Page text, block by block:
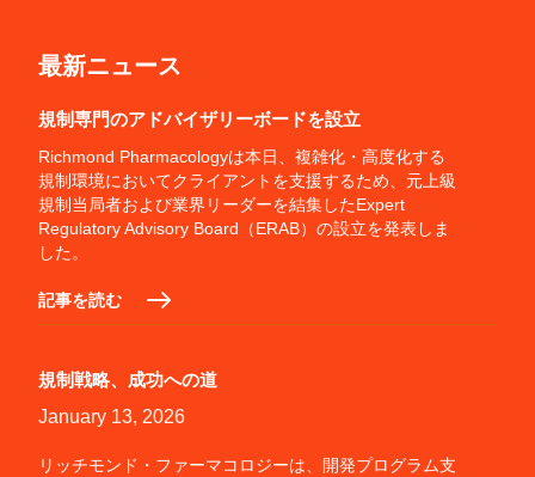
最新ニュース
規制専門のアドバイザリーボードを設立
Richmond Pharmacologyは本日、複雑化・高度化する
規制環境においてクライアントを支援するため、元上級
規制当局者および業界リーダーを結集したExpert
Regulatory Advisory Board（ERAB）の設立を発表しま
した。
記事を読む
規制戦略、成功への道
January 13, 2026
リッチモンド・ファーマコロジーは、開発プログラム支